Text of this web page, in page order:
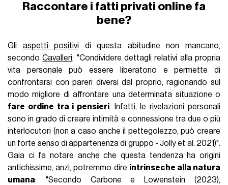
Raccontare i fatti privati online fa
bene?
Gli aspetti positivi di questa abitudine non mancano,
secondoCavalleri: "Condividere dettagli relativi alla propria
vita personale può essere liberatorio e permette di
confrontarsi con pareri diversi dal proprio, ragionando sul
modo migliore di affrontare una determinata situazione o
fare ordine tra i pensieri. Infatti, le rivelazioni personali
sono in grado di creare intimità e connessione tra due o più
interlocutori (non a caso anche il pettegolezzo, può creare
un forte senso di appartenenza di gruppo - Jolly et al. 2021)".
Gaia ci fa notare anche che questa tendenza ha origini
antichissime, anzi, potremmo dire intrinseche alla natura
umana: "Secondo Carbone e Lowenstein (2023),